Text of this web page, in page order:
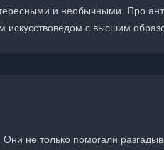
и необычными. Про
искусствоведом с высшим
не только помогали